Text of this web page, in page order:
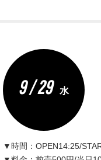
9 / 29 水
▼時間：OPEN14:25/